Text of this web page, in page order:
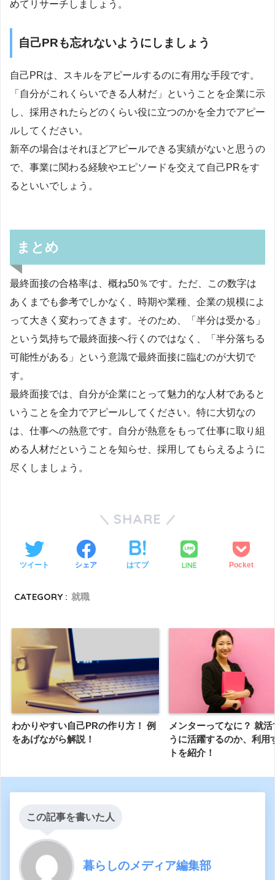
めてリサーチしましょう。
自己PRも忘れないようにしましょう
自己PRは、スキルをアピールするのに有用な手段です。
「自分がこれくらいできる人材だ」ということを企業に示
し、採用されたらどのくらい役に立つのかを全力でアピー
ルしてください。
新卒の場合はそれほどアピールできる実績がないと思うの
で、事業に関わる経験やエピソードを交えて自己PRをす
るといいでしょう。
まとめ
最終面接の合格率は、概ね50％です。ただ、この数字は
あくまでも参考でしかなく、時期や業種、企業の規模によ
って大きく変わってきます。そのため、「半分は受かる」
という気持ちで最終面接へ行くのではなく、「半分落ちる
可能性がある」という意識で最終面接に臨むのが大切で
す。
最終面接では、自分が企業にとって魅力的な人材であると
いうことを全力でアピールしてください。特に大切なの
は、仕事への熱意です。自分が熱意をもって仕事に取り組
める人材だということを知らせ、採用してもらえるように
尽くしましょう。
SHARE
ツイート シェア はてブ LINE Pocket
CATEGORY : 就職
わかりやすい自己PRの作り方！ 例
をあげながら解説！
メンターってなに？ 就
うに活躍するのか、利用
トを紹介！
この記事を書いた人
暮らしのメディア編集部